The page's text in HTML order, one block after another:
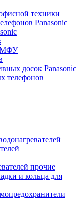
техники
Panasonic
МФУ
досок Panasonic
телефонов
прочие
и кольца для